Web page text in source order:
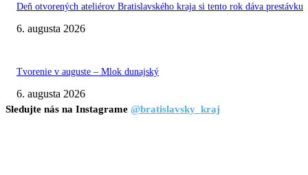
Deň otvorených ateliérov Bratislavského kraja si tento rok dáva prestávku
6. augusta 2026
Tvorenie v auguste – Mlok dunajský
6. augusta 2026
Sledujte nás na Instagrame @bratislavsky_kraj